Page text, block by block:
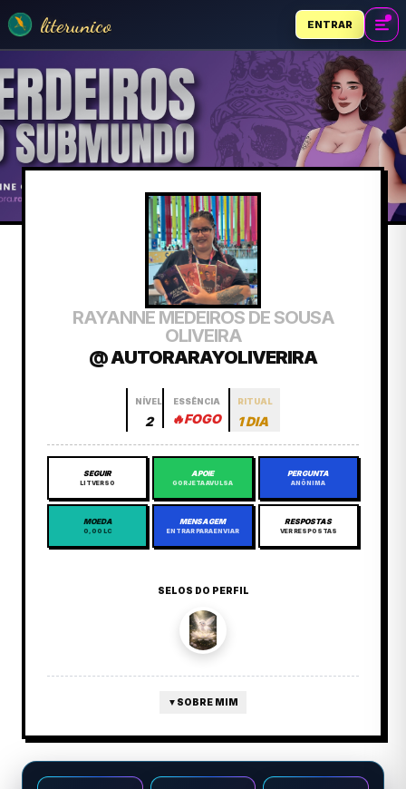
literunico ENTRAR
RAYANNE MEDEIROS DE SOUSA
OLIVEIRA
@ AUTORARAYOLIVERIRA
NÍVEL
2
ESSÊNCIA
🔥FOGO
RITUAL
1 DIA
SEGUIR
LITVERSO
APOIE
GORJETA AVULSA
PERGUNTA
ANÔNIMA
MOEDA
0,00 LC
MENSAGEM
ENTRAR PARA ENVIAR
RESPOSTAS
VER RESPOSTAS
SELOS DO PERFIL
▼ SOBRE MIM